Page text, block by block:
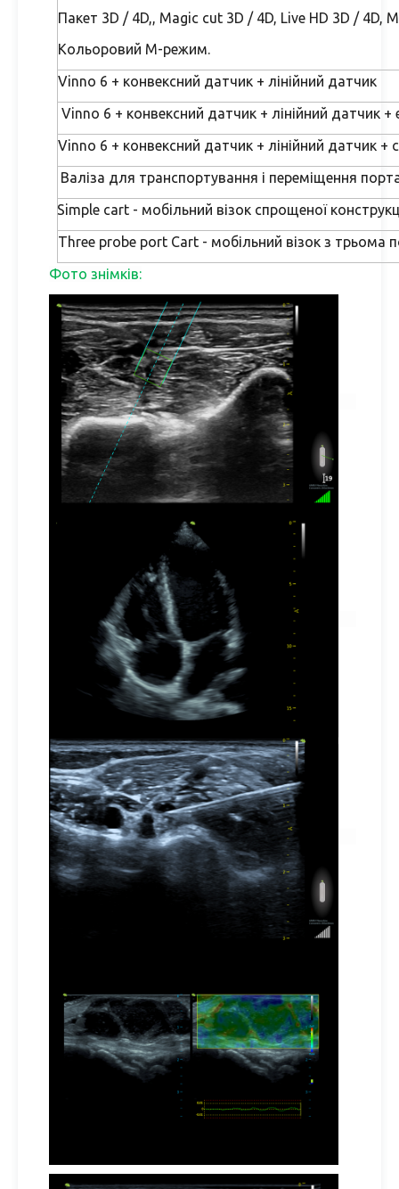
Пакет 3D / 4D,, Magic cut 3D / 4D, Live HD 3D / 4D,
Кольоровий М-режим.
Vinno 6 + конвексний датчик + лінійний датчик
Vinno 6 + конвексний датчик + лінійний датчик
Vinno 6 + конвексний датчик + лінійний датчик +
Валіза для транспортування і переміщення
Simple cart - мобільний візок спрощеної
Three probe port Cart - мобільний візок з трьома
Фото знімків: